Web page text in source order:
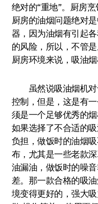
绝对的“重地”。厨房
厨房的油烟问题绝对
器，因为油烟有引起
的风险，所以，不管
厨房环境来说，吸油
虽然说吸油烟机对
控制，但是，这是有
须是一个足够优秀的
如果选择了不合适的
负担，做饭时的油烟
布，尤其是一些老款
油漏油，做饭时的噪
差。那一款合格的吸
境变得更好的，强大